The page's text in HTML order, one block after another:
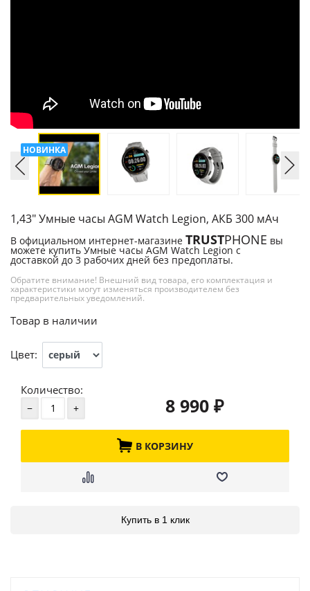
1,43" Умные часы AGM Watch Legion, АКБ 300 мАч
В официальном интернет-магазине TRUSTPHONE вы
можете купить Умные часы AGM Watch Legion с
доставкой до 3 рабочих дней без предоплаты.
Обратите внимание! Внешний вид товара, его комплектация и
характеристики могут изменяться производителем без
предварительных уведомлений.
Товар в наличии
Цвет:
Количество:
8 990 ₽
В КОРЗИНУ
Купить в 1 клик